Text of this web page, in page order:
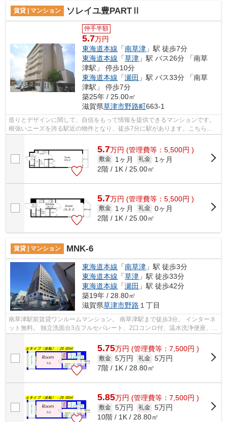
賃貸 | マンション ソレイユ豊PARTⅡ
仲手半額
5.7万円
東海道本線 「南草津 」駅 徒歩7分
東海道本線 「草津 」駅 バス26分 「南草
津駅」 停歩10分
東海道本線 「瀬田 」駅 バス33分 「南草
津駅」 停歩7分
築25年 / 25.00㎡
滋賀県草津市野路町663-1
造りとデザインに関して、自信をもって情報を提供できるマンションです。
根強いニーズを誇る駅近の物件となり、徒歩7分に駅があります。こちらの
5.7万円 (管理費等：5,500円 )
敷金 1ヶ月 礼金
1ヶ月
2階 / 1K / 25.00㎡
5.7万円 (管理費等：5,500円 )
敷金 1ヶ月 礼金 0ヶ月
2階 / 1K / 25.00㎡
賃貸 | マンション MNK-6
東海道本線 「南草津 」駅 徒歩3分
東海道本線 「草津 」駅 徒歩33分
東海道本線 「瀬田 」駅 徒歩42分
築19年 / 28.80㎡
滋賀県草津市野路 １丁目
南草津駅前賃貸ワンルームマンション。 南草津駅まで徒歩3分。 インターネ
ット無料。 独立洗面台3点フルセパレート、2口コンロ付、温水洗浄便座、オ
ートロック、エレベーターなどの豪...
5.75万円 (管理費等：7,500円 )
敷金 5万円 礼金 5万円
7階 / 1K / 28.80㎡
5.85万円 (管理費等：7,500円 )
敷金 5万円 礼金 5万円
10階 / 1K / 28.80㎡